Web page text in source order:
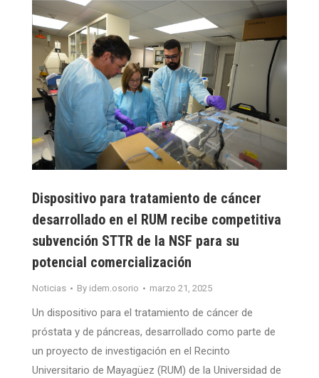
Dispositivo para tratamiento de cáncer
desarrollado en el RUM recibe competitiva
subvención STTR de la NSF para su
potencial comercialización
Noticias By idem.osorio marzo 21, 2025
Un dispositivo para el tratamiento de cáncer de
próstata y de páncreas, desarrollado como parte de
un proyecto de investigación en el Recinto
Universitario de Mayagüez (RUM) de la Universidad de